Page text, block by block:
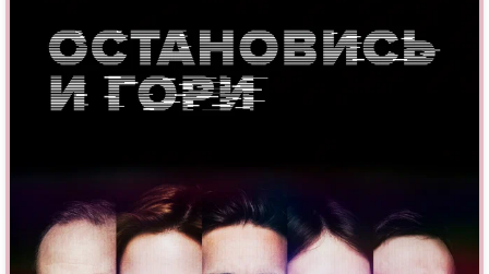
Перевод Гоблина Перевод Кубик в Кубе
Перевод Кураж-Бамбей Пеплум
Подростковая жестокость
Про богов Про вампиров
Про ведьм Про викингов